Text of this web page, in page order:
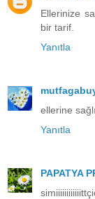
Ellerinize
bir tarif.
Yanıtla
ellerine
Yanıtla
PAPATYA